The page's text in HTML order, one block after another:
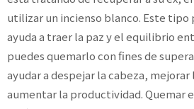
utilizar un incienso blanco. Este tipo
ayuda a traer la paz y el equilibrio
puedes quemarlo con fines de
ayudar a despejar la cabeza,
aumentar la productividad. Quemar